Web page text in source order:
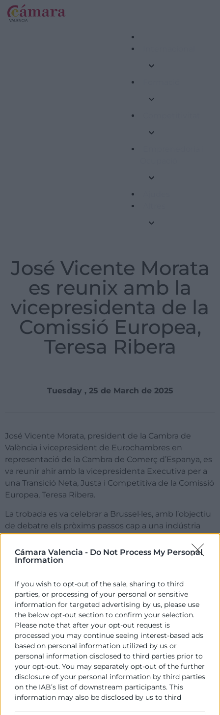
Cámara Valencia - Do Not Process My Personal
Information
If you wish to opt-out of the sale, sharing to third
parties, or processing of your personal or sensitive
information for targeted advertising by us, please use
the below opt-out section to confirm your selection.
Please note that after your opt-out request is
processed you may continue seeing interest-based ads
based on personal information utilized by us or
personal information disclosed to third parties prior to
your opt-out. You may separately opt-out of the further
disclosure of your personal information by third parties
on the IAB’s list of downstream participants. This
information may also be disclosed by us to third
José Vicente Morata
es reunix amb la
vicepresidenta de la
Comissió Europea,
Teresa Ribera
Tuesday , 25 de March de 2025
José Vicente Morata, president de la Cambra de
València i vicepresident de Eurochambres en
representació de la Cambra de Comerç d’Espanya, es
va reunir ahir amb la vicepresidenta Executiva per a
una Transició Neta, Justa i Competitiva de la Comissió
Europea, Teresa Ribera.
La trobada es va celebrar a Brussel·les, amb l’objectiu
de debatre els pròxims passos cap a una indústria
europea competitiva i sostenible. Morata va recordar
la capacitat del sistema cameral per a traslladar les
polítiques europees a totes les empreses i
capil·laritat. A més, va recalcar la necessitat d’avançar
en la simplificació reguladora, agilitat administrativa i
proporcionalitat per a assegurar l’equilibri entre els
objectius del pacte verd i la competitivitat de les
També, i com a president de la comissió de Ports de
Cambra d’Espanya, José Vicente Morata va subratllar
la necessitat que la UE mantinga nòduls logístics i la
producció de manufactura estratègica en sòl
europeu.